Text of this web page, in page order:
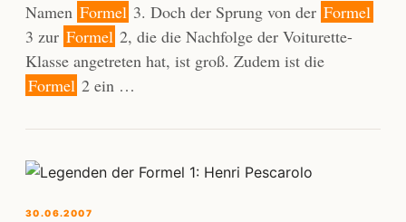
Namen Formel 3. Doch der Sprung von der Formel
3 zur Formel 2, die die Nachfolge der Voiturette-
Klasse angetreten hat, ist groß. Zudem ist die
Formel 2 ein …
30.06.2007